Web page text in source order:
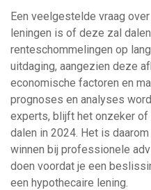
Een veelgestelde vraag
leningen is of deze zal
renteschommelingen op
uitdaging, aangezien deze
economische factoren en
prognoses en analyses
experts, blijft het onzeker
dalen in 2024. Het is
winnen bij professionele
doen voordat je een
een hypothecaire lening.